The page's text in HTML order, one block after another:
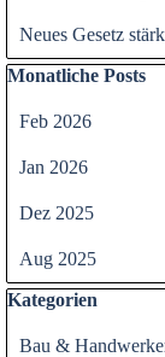
Neues Gesetz
Block überspringen
Monatliche Posts
Feb 2026
Jan 2026
Dez 2025
Aug 2025
Block überspringen
Kategorien
Bau &